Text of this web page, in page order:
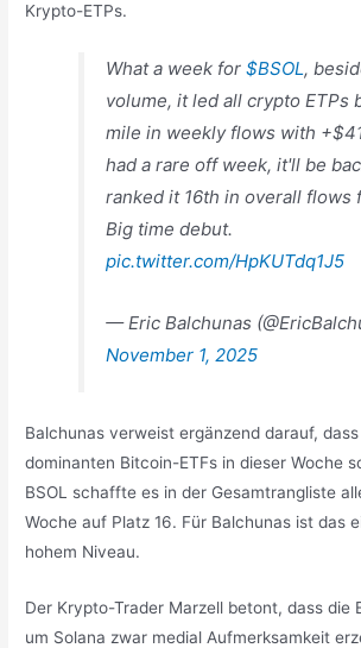
Krypto-ETPs.
What a week for$BSOL,
volume, it led all crypto ETPs
mile in weekly flows with
had a rare off week, it'll be
ranked it 16th in overall flows
Big time debut.
pic.twitter.com/HpKUTdq1J5
— Eric Balchunas
November 1, 2025
Balchunas verweist ergänzend darauf,
dominanten Bitcoin-ETFs in dieser Woche
BSOL schaffte es in der Gesamtrangliste
Woche auf Platz 16. Für Balchunas ist das
hohem Niveau.
Der Krypto-Trader Marzell betont, dass die
um Solana zwar medial Aufmerksamkeit